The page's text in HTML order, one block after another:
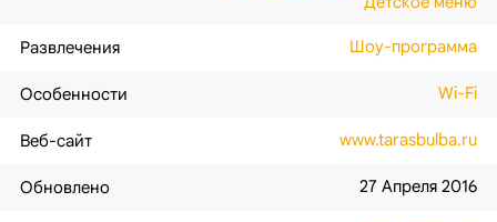
Развлечения Шоу-программа
Особенности Wi-Fi
Веб-сайт www.tarasbulba.ru
Обновлено 27 Апреля 2016